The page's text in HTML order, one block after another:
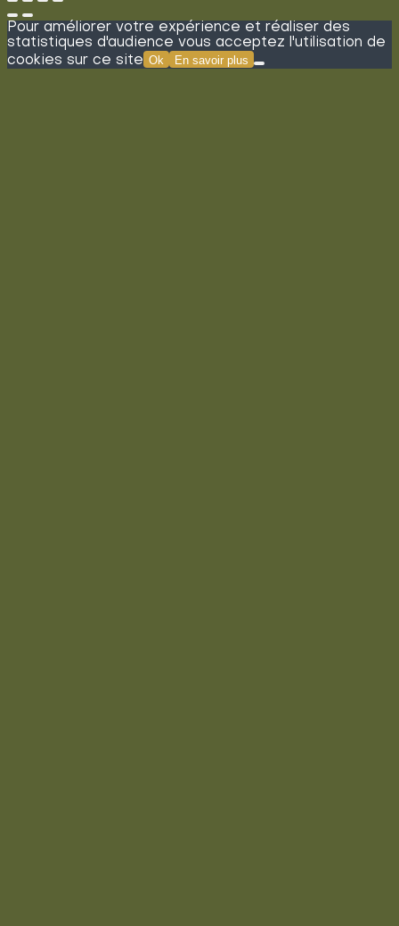
Pour améliorer votre expérience et réaliser des
statistiques d'audience vous acceptez l'utilisation de
cookies sur ce site Ok En savoir plus